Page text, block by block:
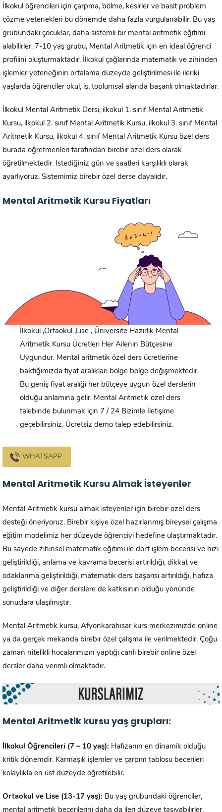
İlkokul öğrencileri için çarpma, bölme, kesirler ve basit problem
çözme yetenekleri bu dönemde daha fazla vurgulanabilir. Bu yaş
grubundaki çocuklar, daha sistemli bir mental aritmetik eğitimi
alabilirler. 7-10 yaş grubu, Mental Aritmetik için en ideal öğrenci
profilini oluşturmaktadır. İlkokul çağlarında matematik ve zihinden
işlemler yeteneğinin ortalama düzeyde geliştirilmesi ile ileriki
yaşlarda öğrenciler okul, iş, toplumsal alanda başarılı olmaktadırlar.
İlkokul Mental Aritmetik Dersi, ilkokul 1. sınıf Mental Aritmetik
Kursu, ilkokul 2. sınıf Mental Aritmetik Kursu, ilkokul 3. sınıf Mental
Aritmetik Kursu, ilkokul 4. sınıf Mental Aritmetik Kursu özel ders
burada öğretmenleri tarafından birebir özel ders olarak
öğretilmektedir. İstediğiniz gün ve saatleri karşılıklı olarak
ayarlıyoruz. Sistemimiz birebir özel derse dayalıdır.
Mental Aritmetik Kursu Fiyatları
İlkokul ,Ortaokul ,Lise , Üniversite Hazırlık Mental
Aritmetik Kursu Ücretleri Her Ailenin Bütçesine
Uygundur. Mental aritmetik özel ders ücretlerine
baktığımızda fiyat aralıkları bölge bölge değişmektedir.
Bu geniş fiyat aralığı her bütçeye uygun özel derslerin
olduğu anlamına gelir. Mental Aritmetik özel ders
talebinde bulunmak için 7 / 24 Bizimle İletişime
geçebilirsiniz. Ücretsiz demo talep edebilirsiniz.
WHATSAPP
Mental Aritmetik Kursu Almak İsteyenler
Mental Aritmetik kursu almak isteyenler için birebir özel ders
desteği öneriyoruz. Birebir kişiye özel hazırlanmış bireysel çalışma
eğitim modelimiz her düzeyde öğrenciyi hedefine ulaştırmaktadır.
Bu sayede zihinsel matematik eğitimi ile dört işlem becerisi ve hızı
geliştirildiği, anlama ve kavrama becerisi artırıldığı, dikkat ve
odaklanma geliştirildiği, matematik ders başarısı artırıldığı, hafıza
geliştirildiği ve diğer derslere de katkısının olduğu yönünde
sonuçlara ulaşılmıştır.
Mental Aritmetik kursu, Afyonkarahisar kurs merkezimizde online
ya da gerçek mekanda birebir özel çalışma ile verilmektedir. Çoğu
zaman nitelikli hocalarımızın yaptığı canlı birebir online özel
dersler daha verimli olmaktadır.
Mental Aritmetik kursu yaş grupları:
İlkokul Öğrencileri (7 – 10 yaş): Hafızanın en dinamik olduğu
kritik dönemdir. Karmaşık işlemler ve çarpım tablosu becerileri
kolaylıkla en üst düzeyde öğretilebilir.
Ortaokul ve Lise (13-17 yaş): Bu yaş grubundaki öğrenciler,
mental aritmetik becerilerini daha da ileri düzeye taşıyabilirler.